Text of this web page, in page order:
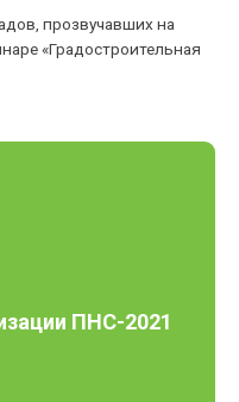
прозвучавших на
«Градостроительная
ПНС-2021